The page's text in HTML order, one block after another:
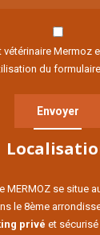
vétérinaire Mermoz
du
MERMOZ se situe
le 8ème
privé et sécurisé